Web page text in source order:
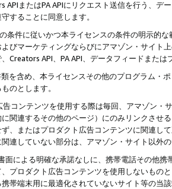
APIまたはPA APIにリクエスト送信を行う、デ
することに同意します。
条件に従いかつ本ライセンスの条件の明示的
びマーケティングならびにアマゾン・サイト
Creators API、PA API、データフィードまた
を含め、本ライセンスその他のプログラム・
のとします。
告コンテンツを使用する際は毎回、アマゾン
関連するその他のページ）にのみリンクさせ
、またはプロダクト広告コンテンツに関連し
連していない部分は、アマゾン・サイト以外
面による明確な承諾なしに、携帯電話その他
プロダクト広告コンテンツを使用しないもの
帯端末用に最適化されていないサイト等の当